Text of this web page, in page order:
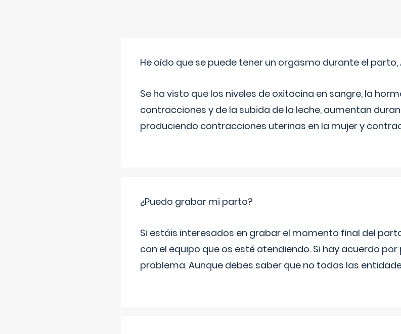
He oído que se puede tener un orgasmo durante el parto,
Se ha visto que los niveles de oxitocina en sangre, la
contracciones y de la subida de la leche, aumentan
produciendo contracciones uterinas en la mujer y
¿Puedo grabar mi parto?
Si estáis interesados en grabar el momento final del
con el equipo que os esté atendiendo. Si hay acuerdo
problema. Aunque debes saber que no todas las